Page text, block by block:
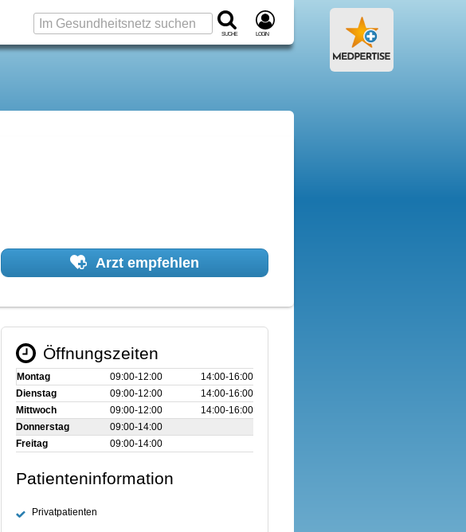
Suche Login
Arzt empfehlen
Öffnungszeiten
Montag 09:00‑12:00
14:00‑16:00
Dienstag
09:00‑12:00
14:00‑16:00
Mittwoch
09:00‑12:00
14:00‑16:00
Donnerstag
09:00‑14:00
Freitag
09:00‑14:00
Patienteninformation
Privatpatienten